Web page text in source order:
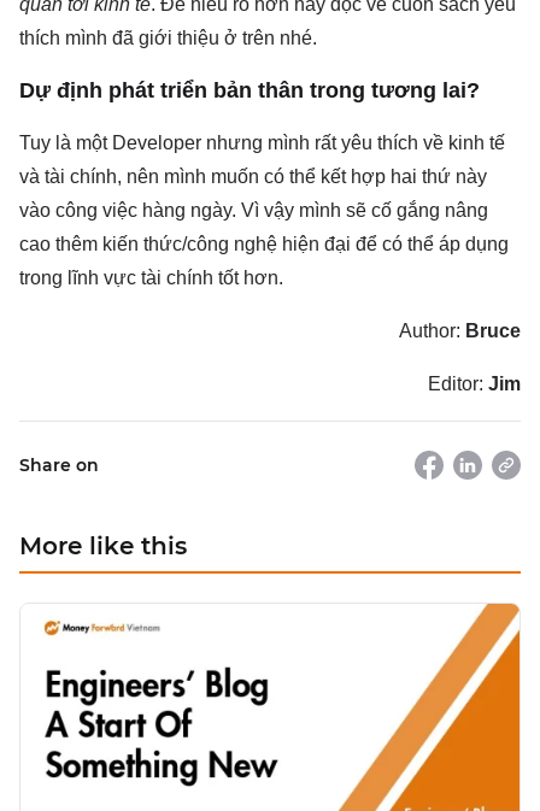
Share on
quan tới kinh tế. Để hiểu rõ hơn hãy đọc về cuốn sách yêu
thích mình đã giới thiệu ở trên nhé.
Dự định phát triển bản thân trong tương lai?
Tuy là một Developer nhưng mình rất yêu thích về kinh tế
và tài chính, nên mình muốn có thể kết hợp hai thứ này
vào công việc hàng ngày. Vì vậy mình sẽ cố gắng nâng
cao thêm kiến thức/công nghệ hiện đại để có thể áp dụng
trong lĩnh vực tài chính tốt hơn.
Author: Bruce
Editor: Jim
More like this